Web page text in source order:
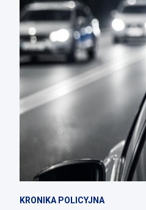
KRONIKA POLICYJNA